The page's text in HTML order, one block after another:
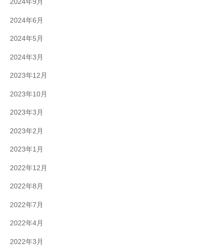
2024年9月
2024年6月
2024年5月
2024年3月
2023年12月
2023年10月
2023年3月
2023年2月
2023年1月
2022年12月
2022年8月
2022年7月
2022年4月
2022年3月